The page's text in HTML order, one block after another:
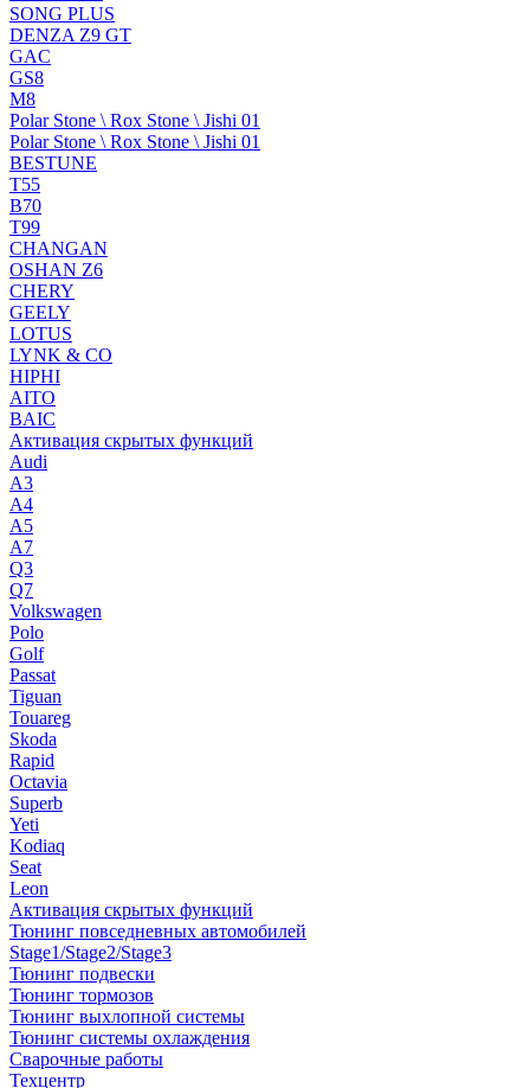
SONG PLUS
DENZA Z9 GT
GAC
GS8
M8
Polar Stone \ Rox Stone \ Jishi 01
Polar Stone \ Rox Stone \ Jishi 01
BESTUNE
T55
B70
T99
CHANGAN
OSHAN Z6
CHERY
GEELY
LOTUS
LYNK & CO
HIPHI
AITO
BAIC
Активация скрытых функций
Audi
A3
A4
A5
A7
Q3
Q7
Volkswagen
Polo
Golf
Passat
Tiguan
Touareg
Skoda
Rapid
Octavia
Superb
Yeti
Kodiaq
Seat
Leon
Активация скрытых функций
Тюнинг повседневных автомобилей
Stage1/Stage2/Stage3
Тюнинг подвески
Тюнинг тормозов
Тюнинг выхлопной системы
Тюнинг системы охлаждения
Сварочные работы
Техцентр